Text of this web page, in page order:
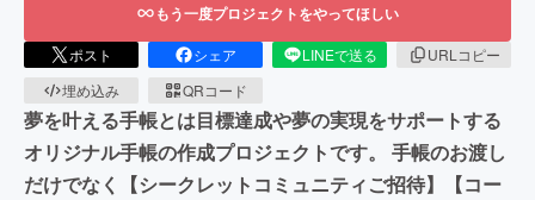
もう一度プロジェクトをやってほしい
ポスト シェア LINEで送る
URLコピー
埋め込み
QRコード
夢を叶える手帳とは目標達成や夢の実現をサポートする
オリジナル手帳の作成プロジェクトです。 手帳のお渡し
だけでなく【シークレットコミュニティご招待】【コー